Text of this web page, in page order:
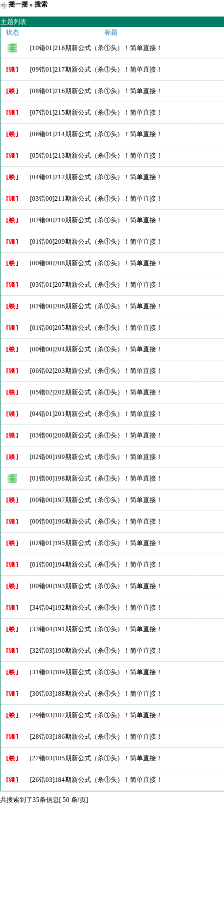
摇一摇» 搜索
主题列表
状态
标题
[10错01]218期新公式（杀①头）！简单直接！
[09错01]217期新公式（杀①头）！简单直接！
[08错01]216期新公式（杀①头）！简单直接！
[07错01]215期新公式（杀①头）！简单直接！
[06错01]214期新公式（杀①头）！简单直接！
[05错01]213期新公式（杀①头）！简单直接！
[04错01]212期新公式（杀①头）！简单直接！
[03错00]211期新公式（杀①头）！简单直接！
[02错00]210期新公式（杀①头）！简单直接！
[01错00]209期新公式（杀①头）！简单直接！
[00错00]208期新公式（杀①头）！简单直接！
[03错01]207期新公式（杀①头）！简单直接！
[02错00]206期新公式（杀①头）！简单直接！
[01错00]205期新公式（杀①头）！简单直接！
[00错00]204期新公式（杀①头）！简单直接！
[06错02]203期新公式（杀①头）！简单直接！
[05错02]202期新公式（杀①头）！简单直接！
[04错01]201期新公式（杀①头）！简单直接！
[03错00]200期新公式（杀①头）！简单直接！
[02错00]199期新公式（杀①头）！简单直接！
[01错00]198期新公式（杀①头）！简单直接！
[00错00]197期新公式（杀①头）！简单直接！
[00错00]196期新公式（杀①头）！简单直接！
[02错01]195期新公式（杀①头）！简单直接！
[01错00]194期新公式（杀①头）！简单直接！
[00错00]193期新公式（杀①头）！简单直接！
[34错04]192期新公式（杀①头）！简单直接！
[33错04]191期新公式（杀①头）！简单直接！
[32错03]190期新公式（杀①头）！简单直接！
[31错03]189期新公式（杀①头）！简单直接！
[30错03]188期新公式（杀①头）！简单直接！
[29错03]187期新公式（杀①头）！简单直接！
[28错03]186期新公式（杀①头）！简单直接！
[27错03]185期新公式（杀①头）！简单直接！
[26错03]184期新公式（杀①头）！简单直接！
共搜索到了35条信息[ 50 条/页]